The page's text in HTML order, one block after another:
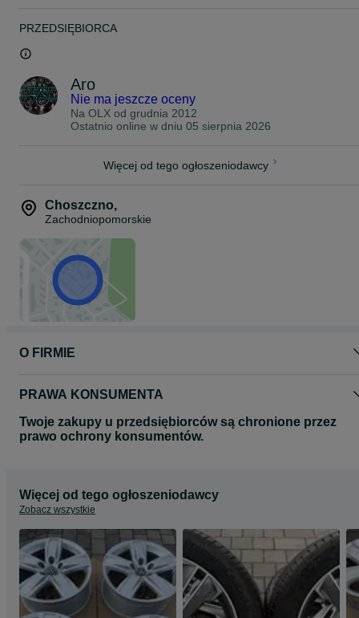
PRZEDSIĘBIORCA
Aro
Nie ma jeszcze oceny
Na OLX od grudnia 2012
Ostatnio online w dniu 05 sierpnia 2026
Więcej od tego ogłoszeniodawcy
Choszczno,
Zachodniopomorskie
O FIRMIE
PRAWA KONSUMENTA
Twoje zakupy u przedsiębiorców są chronione przez
prawo ochrony konsumentów.
Więcej od tego ogłoszeniodawcy
Zobacz wszystkie